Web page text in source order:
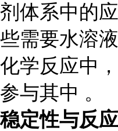
剂体系中的
些需要水溶
化学反应中
参与其中 。
稳定性与反